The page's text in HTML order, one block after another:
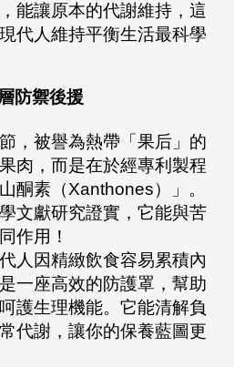
能讓原本的代謝維持，這
代人維持平衡生活最科學
防禦後援
，被譽為熱帶「果后」的
肉，而是在於經專利製程
酮素（Xanthones）」。
文獻研究證實，它能與苦
作用！
人因精緻飲食容易累積內
一座高效的防護罩，幫助
護生理機能。它能清解負
代謝，讓你的保養藍圖更